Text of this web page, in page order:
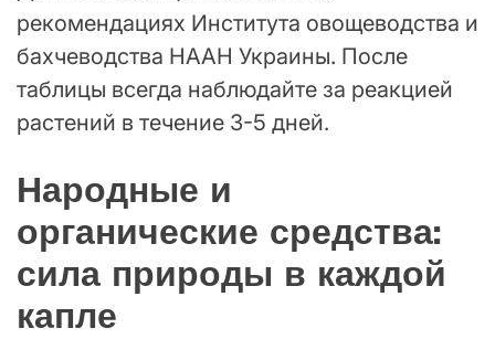
рекомендациях Института овощеводства и
бахчеводства НААН Украины. После
таблицы всегда наблюдайте за реакцией
растений в течение 3-5 дней.
Народные и
органические средства:
сила природы в каждой
капле